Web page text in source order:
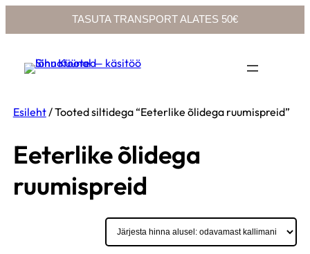
TASUTA TRANSPORT ALATES 50€
Esileht/ Tooted siltidega “Eeterlike õlidega ruumispreid”
Eeterlike õlidega
ruumispreid